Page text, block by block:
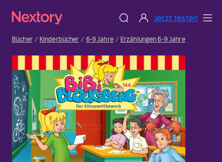
Jetzt testen
Bücher Kinderbücher 6-9 Jahre Erzählungen 6-9 Jahre